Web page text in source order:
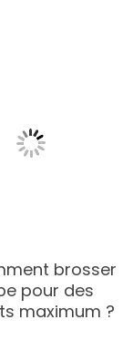
brosser
pour des
maximum ?